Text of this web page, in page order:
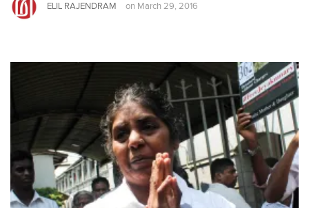
ELIL RAJENDRAM on March 29, 2016